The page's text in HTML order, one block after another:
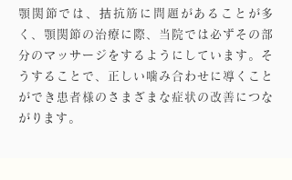
顎関節では、拮抗筋に問題があることが多
く、顎関節の治療に際、当院では必ずその部
分のマッサージをするようにしています。そ
うすることで、正しい噛み合わせに導くこと
ができ患者様のさまざまな症状の改善につな
がります。